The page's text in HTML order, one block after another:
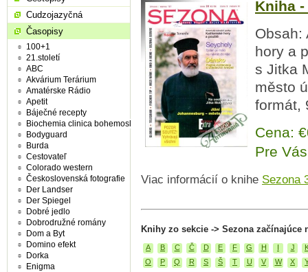
Kniha -
Obsah:
hory a
s Jitka
město
formát,
Cena:
Pre
Viac informácií o knihe Sezona
Knihy zo sekcie -> Sezona začínajúce
A B C Č D E F G H I J
O
P Q R S Š T U V W X
Cudzojazyčná
Časopisy
100+1
21.století
ABC
Akvárium Terárium
Amatérske Rádio
Apetit
Báječné recepty
Biochemia clinica bohemoslovaca
Bodyguard
Burda
Cestovateľ
Colorado western
Československá fotografie
Der Landser
Der Spiegel
Dobré jedlo
Dobrodružné romány
Dom a Byt
Domino efekt
Dorka
Enigma